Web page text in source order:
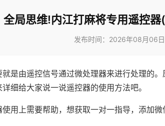
全局思维!内江打麻将专用遥控
发布时间：2026年08月06日
就是由遥控信号通过微处理器来进行处理的
细给大家说一说遥控器的使用方法吧。
用上需要帮助，想获取一对一指导，添加